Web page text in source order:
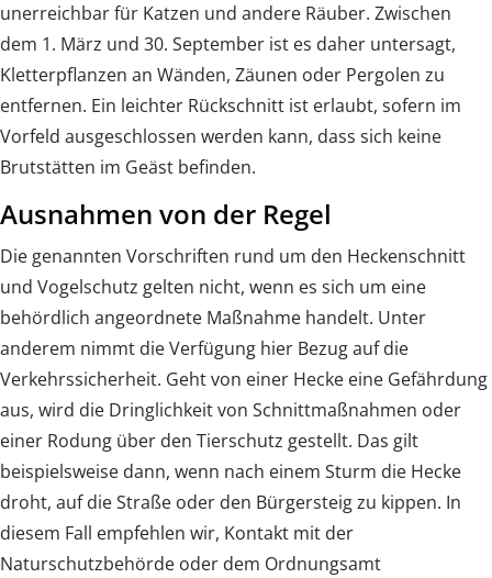
unerreichbar für Katzen und andere Räuber. Zwischen
dem 1. März und 30. September ist es daher untersagt,
Kletterpflanzen an Wänden, Zäunen oder Pergolen zu
entfernen. Ein leichter Rückschnitt ist erlaubt, sofern im
Vorfeld ausgeschlossen werden kann, dass sich keine
Brutstätten im Geäst befinden.
Ausnahmen von der Regel
Die genannten Vorschriften rund um den Heckenschnitt
und Vogelschutz gelten nicht, wenn es sich um eine
behördlich angeordnete Maßnahme handelt. Unter
anderem nimmt die Verfügung hier Bezug auf die
Verkehrssicherheit. Geht von einer Hecke eine Gefährdung
aus, wird die Dringlichkeit von Schnittmaßnahmen oder
einer Rodung über den Tierschutz gestellt. Das gilt
beispielsweise dann, wenn nach einem Sturm die Hecke
droht, auf die Straße oder den Bürgersteig zu kippen. In
diesem Fall empfehlen wir, Kontakt mit der
Naturschutzbehörde oder dem Ordnungsamt